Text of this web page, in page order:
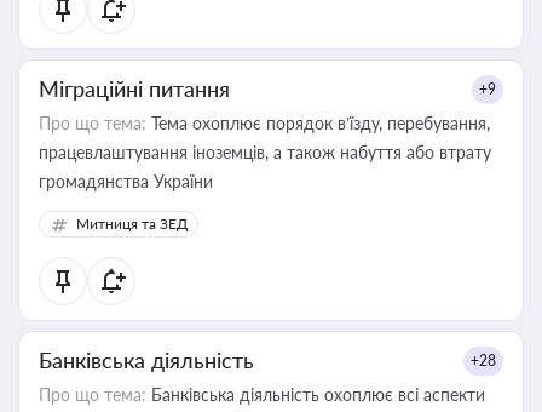
Міграційні питання +9
Про що тема: Тема охоплює порядок в’їзду, перебування,
працевлаштування іноземців, а також набуття або втрату
громадянства України
Митниця та ЗЕД
Банківська діяльність +28
Про що тема: Банківська діяльність охоплює всі аспекти